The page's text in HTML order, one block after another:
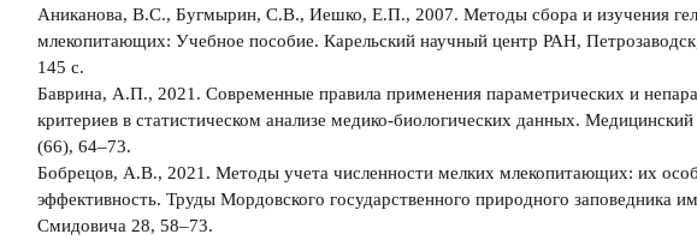
Аниканова, В.С., Бугмырин, С.В., Иешко, Е.П., 2007. Методы сбора и изучения
млекопитающих: Учебное пособие. Карельский научный центр РАН,
145 с.
Баврина, А.П., 2021. Современные правила применения параметрических и
критериев в статистическом анализе медико-биологических данных. Медицинский
(66), 64‒73.
Бобрецов, А.В., 2021. Методы учета численности мелких млекопитающих: их
эффективность. Труды Мордовского государственного природного заповедника
Смидовича 28, 58‒73.